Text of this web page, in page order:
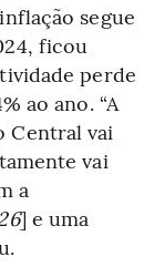
segue
ficou
perde
ao ano. “A
Central vai
vai
a
] e uma